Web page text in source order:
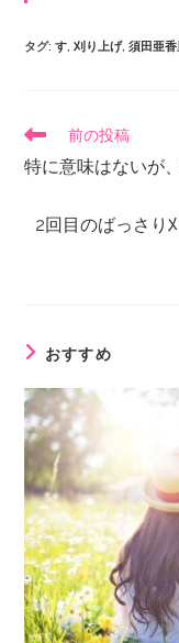
タグ:す, 刈り上げ, 須田亜香
前の投稿
特に意味はないが
2回目のばっさり
おすすめ